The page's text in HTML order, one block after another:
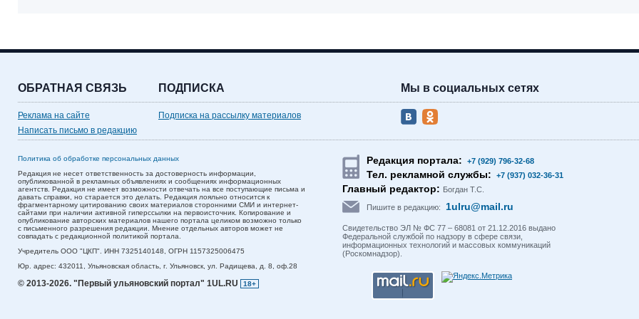
ОБРАТНАЯ СВЯЗЬ
Реклама на сайте
Написать письмо в редакцию
ПОДПИСКА
Подписка на рассылку материалов
Мы в социальных сетях
Политика об обработке персональных данных
Редакция не несет ответственность за достоверность информации,
опубликованной в рекламных объявлениях и сообщениях информационных
агентств. Редакция не имеет возможности отвечать на все поступающие письма и
давать справки, но старается это делать. Редакция лояльно относится к
фрагментарному цитированию своих материалов сторонними СМИ и интернет-
сайтами при наличии активной гиперссылки на первоисточник. Копирование и
опубликование авторских материалов нашего портала целиком возможно только
с письменного разрешения редакции. Мнение отдельных авторов может не
совпадать с редакционной политикой портала.
Учредитель ООО "ЦКП". ИНН 7325140148, ОГРН 1157325006475
Юр. адрес: 432011, Ульяновская область, г. Ульяновск, ул. Радищева, д. 8, оф.28
© 2013-2026. "Первый ульяновский портал" 1UL.RU 18+
Редакция портала: +7 (929) 796-32-68
Тел. рекламной службы: +7 (937) 032-36-31
Главный редактор: Богдан Т.С.
Пишите в редакцию: 1ulru@mail.ru
Свидетельство ЭЛ № ФС 77 – 68081 от 21.12.2016 выдано
Федеральной службой по надзору в сфере связи,
информационных технологий и массовых коммуникаций
(Роскомнадзор).